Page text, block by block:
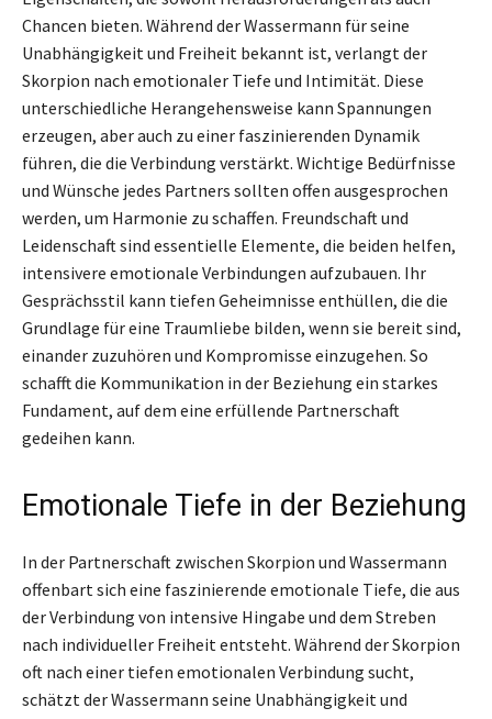
Chancen bieten. Während der Wassermann für seine
Unabhängigkeit und Freiheit bekannt ist, verlangt der
Skorpion nach emotionaler Tiefe und Intimität. Diese
unterschiedliche Herangehensweise kann Spannungen
erzeugen, aber auch zu einer faszinierenden Dynamik
führen, die die Verbindung verstärkt. Wichtige Bedürfnisse
und Wünsche jedes Partners sollten offen ausgesprochen
werden, um Harmonie zu schaffen. Freundschaft und
Leidenschaft sind essentielle Elemente, die beiden helfen,
intensivere emotionale Verbindungen aufzubauen. Ihr
Gesprächsstil kann tiefen Geheimnisse enthüllen, die die
Grundlage für eine Traumliebe bilden, wenn sie bereit sind,
einander zuzuhören und Kompromisse einzugehen. So
schafft die Kommunikation in der Beziehung ein starkes
Fundament, auf dem eine erfüllende Partnerschaft
gedeihen kann.
Emotionale Tiefe in der Beziehung
In der Partnerschaft zwischen Skorpion und Wassermann
offenbart sich eine faszinierende emotionale Tiefe, die aus
der Verbindung von intensive Hingabe und dem Streben
nach individueller Freiheit entsteht. Während der Skorpion
oft nach einer tiefen emotionalen Verbindung sucht,
schätzt der Wassermann seine Unabhängigkeit und